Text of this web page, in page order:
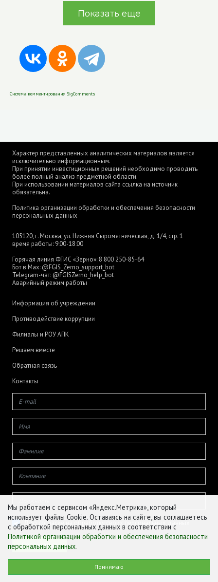
Показать еще
Система комментирования SigComments
Характер представленных аналитических материалов является
исключительно информационным.
При принятии инвестиционных решений необходимо проводить
более полный анализ предметной области.
При использовании материалов сайта ссылка на источник
обязательна.
Политика организации обработки и обеспечения безопасности
персональных данных
105120, г. Москва, ул. Нижняя Сыромятническая, д. 1/4, стр. 1
время работы: 9:00-18:00
Горячая линия ФГИС «Зерно»: 8 800 250-85-64
Бот в Max: @FGIS_Zerno_support_bot
Telegram-чат: @FGISZerno_help_bot
Аварийный режим работы
Информация об учреждении
Противодействие коррупции
Филиалы и РОУ АПК
Решаем вместе
Обратная связь
Контакты
Даю согласие на обработку своих персональных данных
© ФГБУ «ЦЕНТР АГРОАНАЛИТИКИ», 2026
Мы работаем с сервисом «Яндекс.Метрика», который
использует файлы Cookie. Оставаясь на сайте, вы соглашаетесь
с обработкой персональных данных в соответствии с
Политикой организации обработки и обеспечения безопасности
персональных данных.
Принимаю